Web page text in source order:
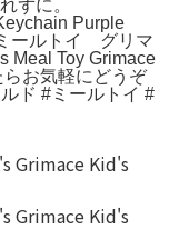
ずに。
Purple
ールトイ グリマ
Toy Grimace
お気軽にどうぞ
ド #ミールトイ #